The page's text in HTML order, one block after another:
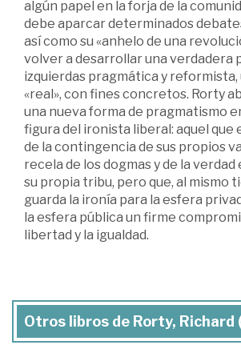
algún papel en la forja de la
debe aparcar determinados
así como su «anhelo de una
volver a desarrollar una verdadera
izquierdas pragmática y
«real», con fines concretos. Rorty
una nueva forma de pragmatismo
figura del ironista liberal: aquel que
de la contingencia de sus propios
recela de los dogmas y de la
su propia tribu, pero que, al mismo
guarda la ironía para la esfera
la esfera pública un firme
libertad y la igualdad.
Otros libros de Rorty, Richard